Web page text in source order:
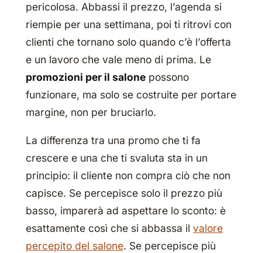
pericolosa. Abbassi il prezzo, l’agenda si
riempie per una settimana, poi ti ritrovi con
clienti che tornano solo quando c’è l’offerta
e un lavoro che vale meno di prima. Le
promozioni per il salone possono
funzionare, ma solo se costruite per portare
margine, non per bruciarlo.
La differenza tra una promo che ti fa
crescere e una che ti svaluta sta in un
principio: il cliente non compra ciò che non
capisce. Se percepisce solo il prezzo più
basso, imparerà ad aspettare lo sconto: è
esattamente così che si abbassa il valore
percepito del salone. Se percepisce più